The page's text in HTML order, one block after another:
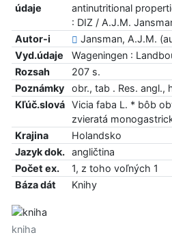
údaje
antinutritional
: DIZ / A.J.M.
Autor-i
Jansman, A.J.M.
Vyd.údaje
Wageningen :
Rozsah
207 s.
Poznámky
obr., tab . Res. angl.,
Kľúč.slová
Vicia faba L. * bôb
zvieratá
Krajina
Holandsko
Jazyk dok.
angličtina
Počet ex.
1, z toho voľných 1
Báza dát
Knihy
kniha